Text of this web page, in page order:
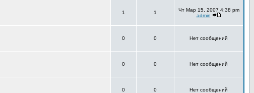
1 1
Чт Мар 15, 2007 4:38 pm
admin
0 0 Нет сообщений
0 0 Нет сообщений
0 0 Нет сообщений